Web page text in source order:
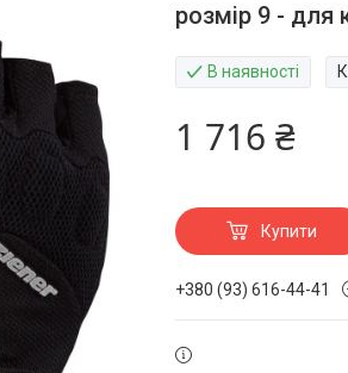
розмір 9 - для
В наявності
1 716 ₴
Купити
+380 (93) 616-44-41